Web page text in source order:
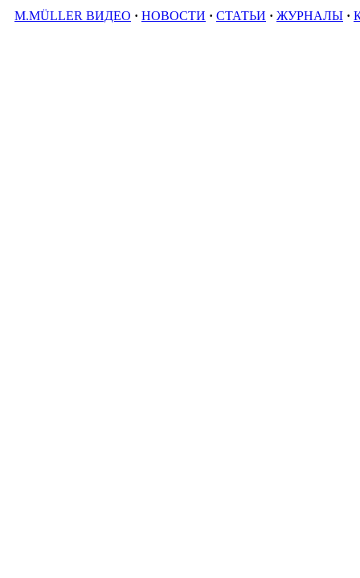
M.MÜLLER ВИДЕО · НОВОСТИ · СТАТЬИ · ЖУРНАЛЫ ·